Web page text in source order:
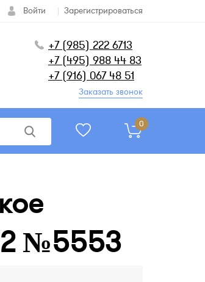
Зарегистрироваться
Войти
+7 (985) 222 6713
+7 (495) 988 44 83
+7 (916) 067 48 51
Заказать звонок
0
№5553